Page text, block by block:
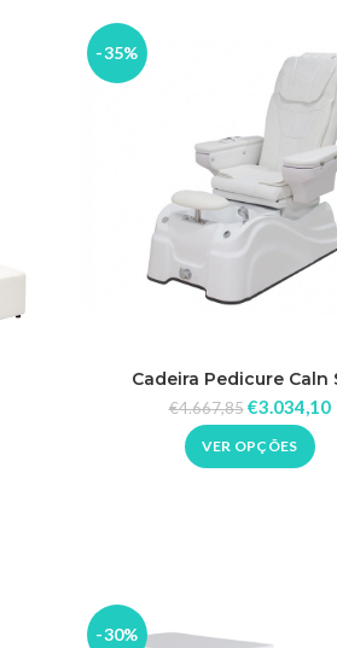
-35%
Cadeira Pedicure Caln
€4.667,85 €3.034,10
VER OPÇÕES
-30%